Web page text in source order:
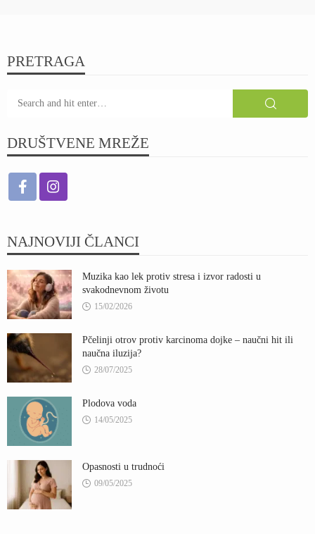
PRETRAGA
DRUŠTVENE MREŽE
NAJNOVIJI ČLANCI
Muzika kao lek protiv stresa i izvor radosti u
svakodnevnom životu
15/02/2026
Pčelinji otrov protiv karcinoma dojke – naučni hit ili
naučna iluzija?
28/07/2025
Plodova voda
14/05/2025
Opasnosti u trudnoći
09/05/2025